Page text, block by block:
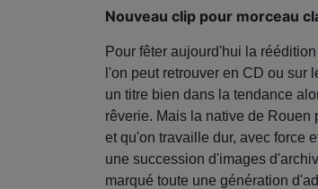
Nouveau clip pour morceau
Pour fêter aujourd'hui la
l'on peut retrouver en CD ou
un titre bien dans la tendance
rêverie. Mais la native de Rouen
et qu'on travaille dur, avec force
une succession d'images
marqué toute une génération